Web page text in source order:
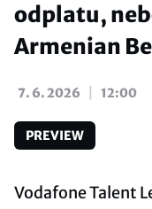
odplatu,
Armenian
7. 6. 2026 12:00
PREVIEW
Vodafone Talent